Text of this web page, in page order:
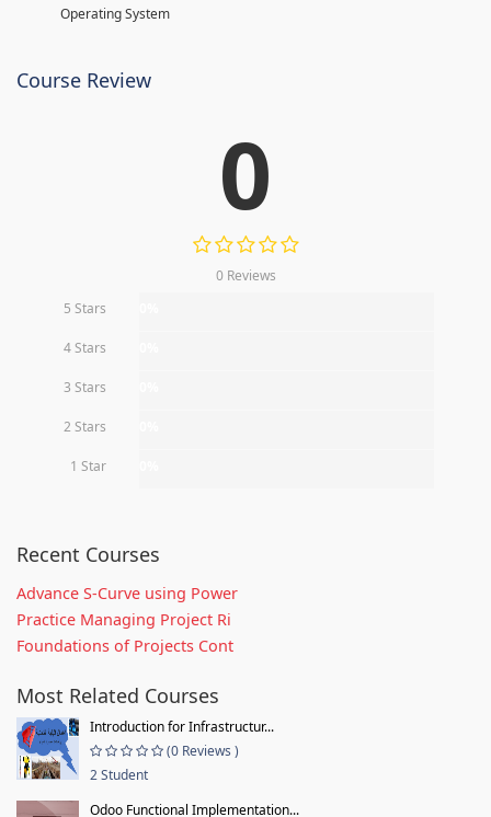
Operating System
Course Review
0
0 Reviews
5 Stars
4 Stars
3 Stars
2 Stars
1 Star
Recent Courses
Advance S-Curve using Power
Practice Managing Project Ri
Foundations of Projects Cont
Most Related Courses
Introduction for Infrastructur...
(0 Reviews )
2 Student
Odoo Functional Implementation...